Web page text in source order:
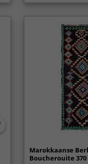
Marokkaanse
Boucherouite 370